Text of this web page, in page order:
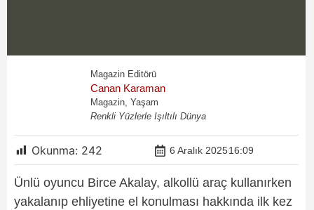
Magazin Editörü
Canan Karaman
Magazin, Yaşam
Renkli Yüzlerle Işıltılı Dünya
Okunma: 242 6 Aralık 202516:09
Ünlü oyuncu Birce Akalay, alkollü araç kullanırken
yakalanıp ehliyetine el konulması hakkında ilk kez